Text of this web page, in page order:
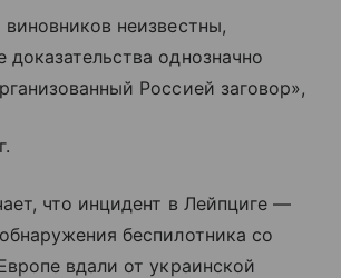
неизвестны,
доказательства однозначно
Россией заговор»,
что инцидент в Лейпциге —
беспилотника со
вдали от украинской